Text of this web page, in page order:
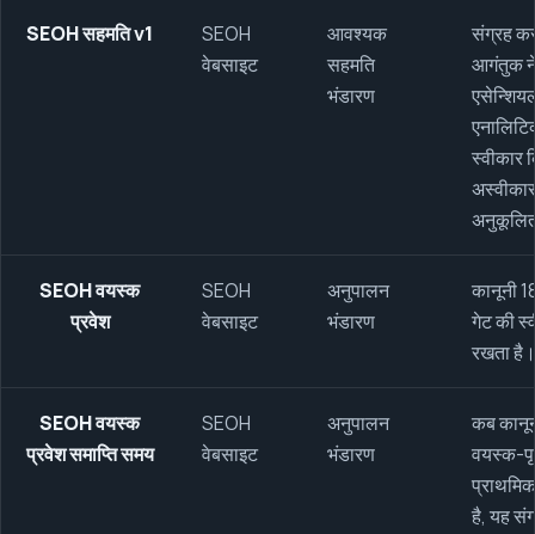
SEOH सहमति v1
SEOH
वेबसाइट
आवश्यक
सहमति
भंडारण
संग्रह
आगंतुक
स्वीकार
SEOH वयस्क
प्रवेश
SEOH
वेबसाइट
अनुपालन
भंडारण
कानूनी
गेट की
रखता है।
SEOH वयस्क
प्रवेश समाप्ति समय
SEOH
वेबसाइट
अनुपालन
भंडारण
कब
वयस्क-
है, यह